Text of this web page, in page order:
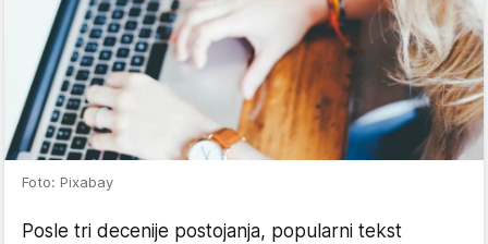
Foto: Pixabay
Posle tri decenije postojanja, popularni tekst